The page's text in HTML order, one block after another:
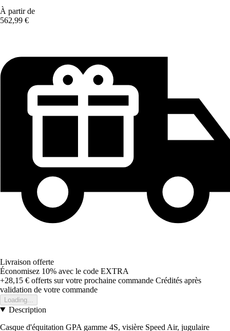
À partir de
562,99 €
Livraison offerte
Économisez 10% avec le code EXTRA
+28,15 € offerts sur votre prochaine commande Crédités après
validation de votre commande
Loading...
Description
Casque d'équitation GPA gamme 4S, visière Speed Air, jugulaire